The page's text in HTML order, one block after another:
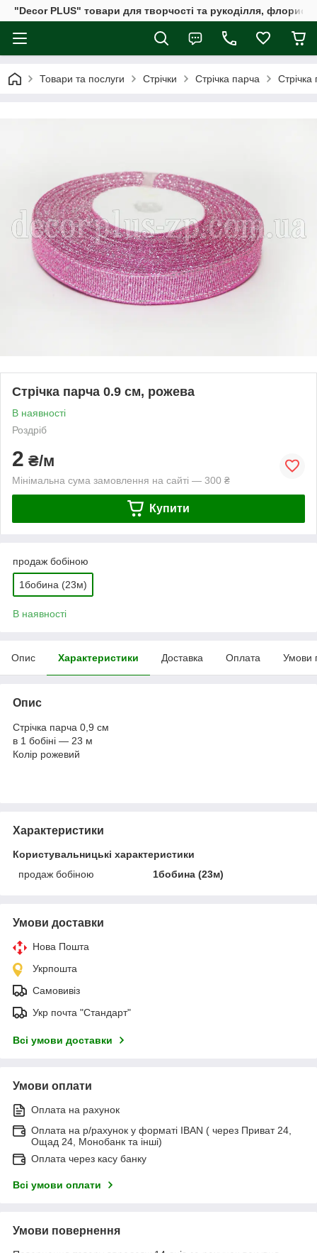
"Decor PLUS" товари для творчості та рукоділля,
Товари та послуги Стрічки Стрічка парча
Стрічка парча 0.9 см, рожева
В наявності
Роздріб
2 ₴/м
Мінімальна сума замовлення на сайті — 300 ₴
Купити
продаж бобіною
1бобина (23м)
В наявності
Опис Характеристики Доставка Оплата Умови
Опис
Стрічка парча 0,9 см
в 1 бобіні — 23 м
Колір рожевий
Характеристики
Користувальницькі характеристики
продаж бобіною
1бобина (23м)
Умови доставки
Нова Пошта
Укрпошта
Самовивіз
Укр почта "Стандарт"
Всі умови доставки
Умови оплати
Оплата на рахунок
Оплата на р/рахунок у форматі IBAN ( через Приват 24,
Ощад 24, Монобанк та інші)
Оплата через касу банку
Всі умови оплати
Умови повернення